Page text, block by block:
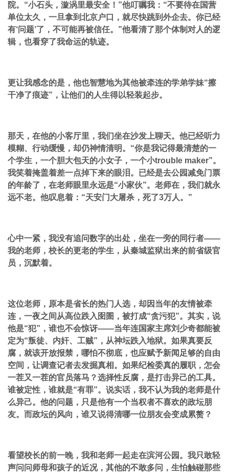
院。“小石头，漩涡里最安全！”他叮嘱我：“不要待在国营
单位太久，一旦拿到北京户口，就尽快跳到外企去。你已经
有‘问题’了，不可能再被信任。”他看清了那个体制对人的逻
辑，也看穿了我命运的轨迹。
更让我感念的是，他也智慧地为其他被牵连的学弟学妹“擦
干净了痕迹”，让他们的人生得以轻装起步。
那天，在他的小客厅里，我们坐在沙发上聊天。他已经听力
模糊、行动缓慢，却仍神情清明。“你是我记得最清楚的一
个学生，一个胆大包天的小女子，一个小trouble maker”。
我笑着掩盖着差一点掉下来的眼泪。已经是去公园减免门票
的年龄了，在老师眼里永远是“小家伙”。老师在，我们就永
远不老。他叹息着：“天安门大屠杀，死了3万人。”
心中一紧，我没有追问数字的出处，坐在一旁的同行者——
我的老师，校长的更老的学生，从秦城监狱出来的前省级官
员，沉默着。
这位老师，原本是省长的热门人选，却因当年的友情被牵
连，一夜之间从高位跌入囹圄，被打成“贪污犯”。其实，说
他是“犯”，谁也不会惊讶——当年连国家主席刘少奇都能被
定为“叛徒、内奸、工贼”，从神坛跌入地狱。如果真要反
腐，就该开放报禁，哪怕不彻底，也应赋予新闻足够的自由
空间，让调查记者去发掘真相。如果纪检委真的履职，怎会
一茬又一茬的官员落马？选择性反腐，是打击异己的工具。
谁被定性，谁就是“有罪”。说实话，我不认为我的老师是什
么异己。他的问题，只是他有一个当权者不喜欢的政坛朋
友。而政坛的风向，谁又说得清哪一位朋友会变成累赘？
看望校长的前一晚，我和老师一起走在滨河公园。我只敢轻
声问问师母和孩子的近况，其他的不敢多问，生怕触碰那些